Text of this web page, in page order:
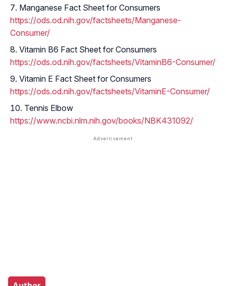
Manganese Fact Sheet for Consumers
https://ods.od.nih.gov/factsheets/Manganese-
Consumer/
Vitamin B6 Fact Sheet for Consumers
https://ods.od.nih.gov/factsheets/VitaminB6-Consumer/
Vitamin E Fact Sheet for Consumers
https://ods.od.nih.gov/factsheets/VitaminE-Consumer/
Tennis Elbow
https://www.ncbi.nlm.nih.gov/books/NBK431092/